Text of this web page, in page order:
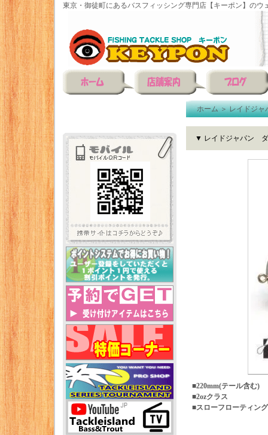
東京・御徒町にあるバスフィッシング専門店【キーポン】のウ
ホーム＞レイドジャ
▼ レイドジャパン
■220mm(テール含む)
■2ozクラス
■スローフローティング